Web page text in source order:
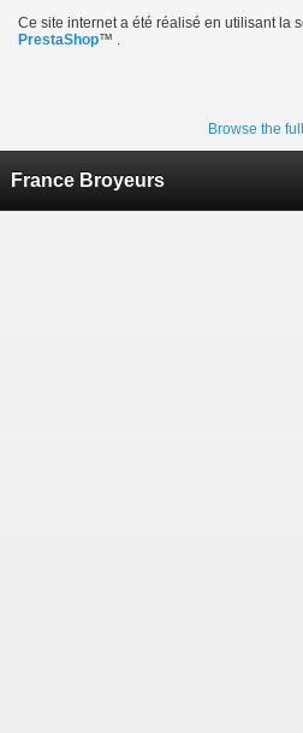
Ce site internet a été réalisé en utilisant la
PrestaShop™ .
Browse the
France Broyeurs